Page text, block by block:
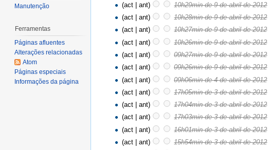
(act | ant)
10h29min de 9 de abril de 2012‎
(act | ant)
10h28min de 9 de abril de 2012‎
(act | ant)
10h27min de 9 de abril de 2012‎
(act | ant)
10h26min de 9 de abril de 2012‎
(act | ant)
09h27min de 9 de abril de 2012‎
(act | ant)
09h26min de 9 de abril de 2012‎
(act | ant)
09h06min de 4 de abril de 2012‎
(act | ant)
17h05min de 3 de abril de 2012‎
(act | ant)
17h04min de 3 de abril de 2012‎
(act | ant)
17h03min de 3 de abril de 2012‎
(act | ant)
16h01min de 3 de abril de 2012‎
(act | ant)
15h54min de 3 de abril de 2012‎
Manutenção
Ferramentas
Páginas afluentes
Alterações relacionadas
Atom
Páginas especiais
Informações da página